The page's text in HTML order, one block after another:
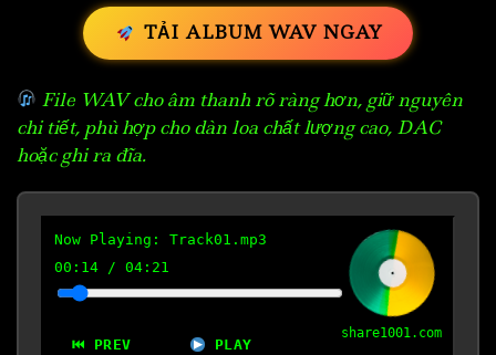
TẢI ALBUM WAV NGAY
File WAV cho âm thanh rõ ràng hơn, giữ nguyên
chi tiết, phù hợp cho dàn loa chất lượng cao, DAC
hoặc ghi ra đĩa.
Now Playing: Track01.mp3
00:15 / 04:21
⏮ PREV PLAY
share1001.com